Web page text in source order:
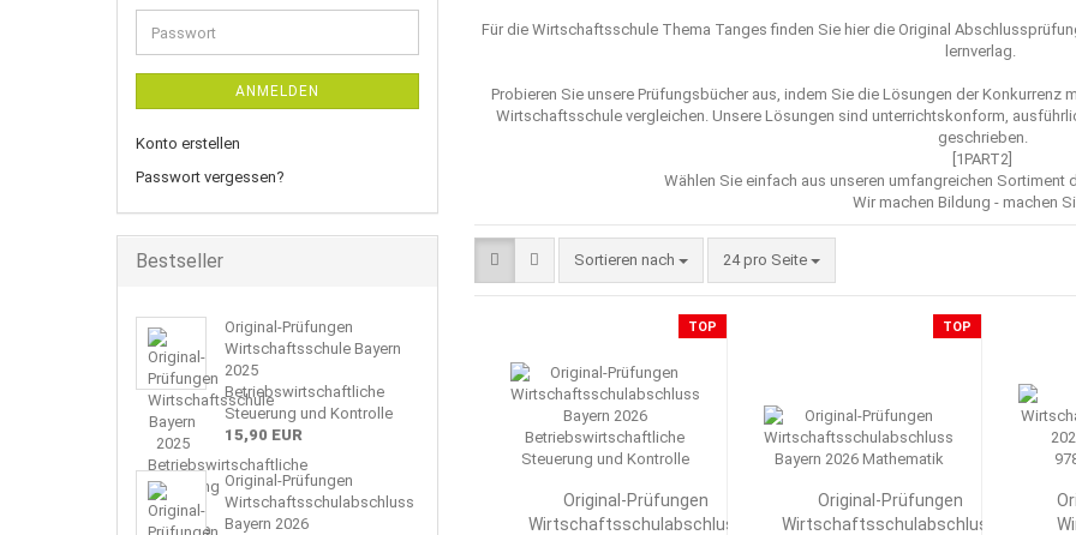
Für die Wirtschaftsschule Thema Tanges finden Sie hier die Original
lernverlag.
Probieren Sie unsere Prüfungsbücher aus, indem Sie die Lösungen der
Wirtschaftsschule vergleichen. Unsere Lösungen sind unterrichtskonform,
geschrieben.
[1PART2]
Wählen Sie einfach aus unseren umfangreichen Sortiment
Wir machen Bildung - machen
Sortieren nach
Sortieren nach 24 pro Seite
pro Seite
TOP
Original-Prüfungen
Wirtschaftsschulabschluss
TOP
Original-Prüfungen
Wirtschaftsschulabschluss
Adresse
Passwort
ANMELDEN
Konto erstellen
Passwort vergessen?
Bestseller
Original-Prüfungen
Wirtschaftsschule Bayern
2025
Betriebswirtschaftliche
Steuerung und Kontrolle
15,90 EUR
Original-Prüfungen
Wirtschaftsschulabschluss
Bayern 2026